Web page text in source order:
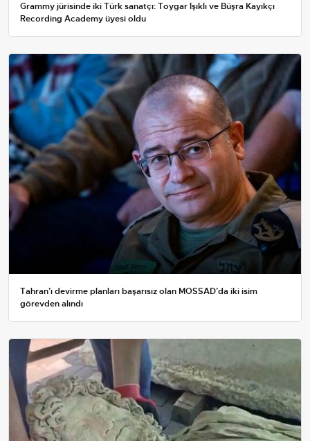
Grammy jürisinde iki Türk sanatçı: Toygar Işıklı ve Büşra Kayıkçı
Recording Academy üyesi oldu
Tahran’ı devirme planları başarısız olan MOSSAD’da iki isim
görevden alındı